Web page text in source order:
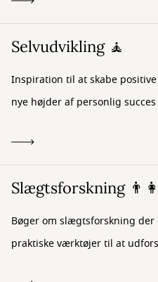
Selvudvikling 🧘
Inspiration til at skabe
nye højder af personlig
Slægtsforskning
Bøger om slægtsforskning
praktiske værktøjer til at